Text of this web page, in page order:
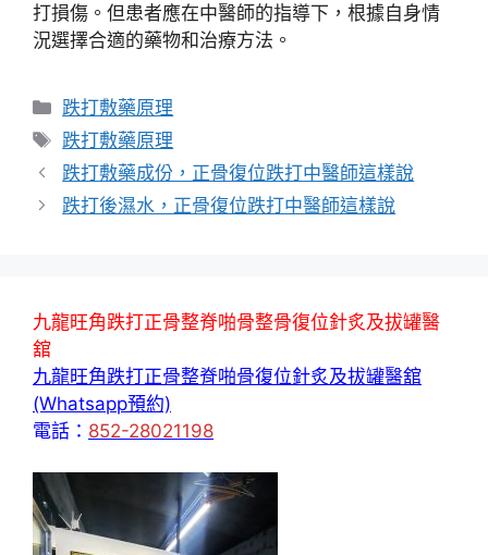
打損傷。但患者應在中醫師的指導下，根據自身情
況選擇合適的藥物和治療方法。
分
類
跌打敷藥原理
標
籤
跌打敷藥原理
跌打敷藥成份，正骨復位跌打中醫師這樣說
跌打後濕水，正骨復位跌打中醫師這樣說
九龍旺角跌打正骨整脊啪骨整骨復位針炙及拔罐醫
舘
九龍旺角跌打正骨整脊啪骨復位針炙及拔罐醫舘
(Whatsapp預約)
電話： 852-28021198